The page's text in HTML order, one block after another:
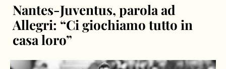
Nantes-Juventus, parola ad
Allegri: “Ci giochiamo tutto in
casa loro”